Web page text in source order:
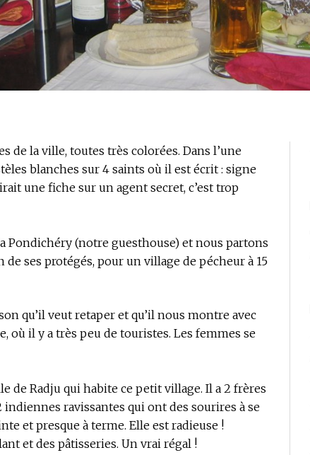
de la ville, toutes très colorées. Dans l’une
blanches sur 4 saints où il est écrit : signe
une fiche sur un agent secret, c’est trop
Pondichéry (notre guesthouse) et nous partons
de ses protégés, pour un village de pécheur à 15
qu’il veut retaper et qu’il nous montre avec
où il y a très peu de touristes. Les femmes se
de Radju qui habite ce petit village. Il a 2 frères
indiennes ravissantes qui ont des sourires à se
et presque à terme. Elle est radieuse !
et des pâtisseries. Un vrai régal !